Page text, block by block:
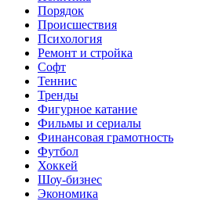
Порядок
Происшествия
Психология
Ремонт и стройка
Софт
Теннис
Тренды
Фигурное катание
Фильмы и сериалы
Финансовая грамотность
Футбол
Хоккей
Шоу-бизнес
Экономика